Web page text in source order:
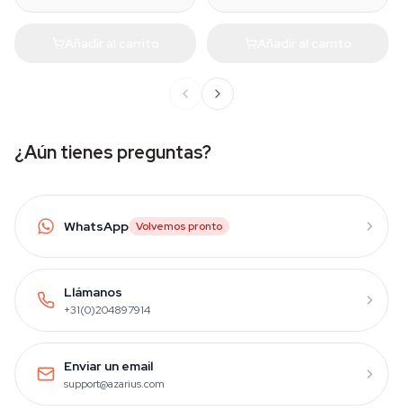
¿Aún tienes preguntas?
WhatsApp Volvemos pronto
Llámanos
+31(0)204897914
Enviar un email
support@azarius.com